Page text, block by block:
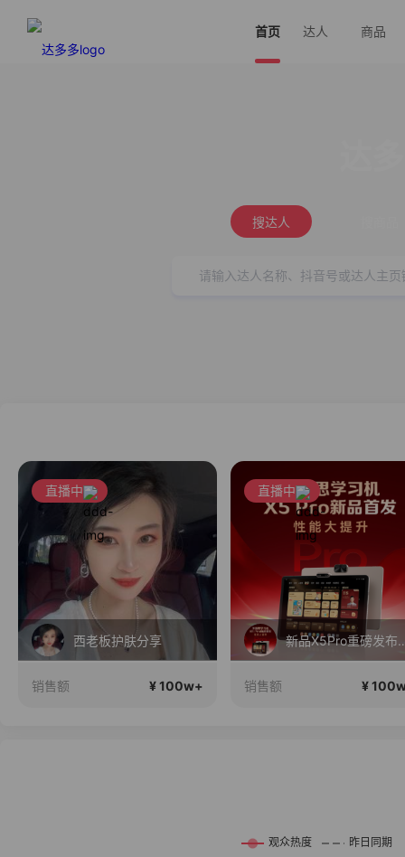
首页 达人 商品
搜达人
直播中
西老板护肤分享
销售额 ¥ 100w+
直播中
新品X5Pro重磅发布！性
销售额 ¥